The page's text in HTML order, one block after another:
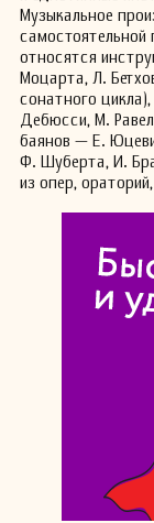
Музыкальное
самостоятельной
относятся
Моцарта, Л.
сонатного
Дебюсси, М.
баянов — Е.
Ф. Шуберта, И.
из опер,